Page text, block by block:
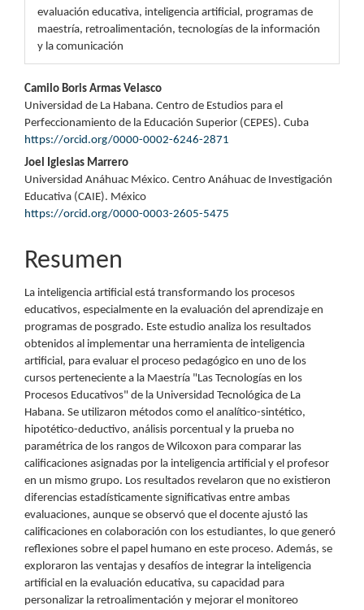
evaluación educativa, inteligencia artificial, programas de
maestría, retroalimentación, tecnologías de la información
y la comunicación
Contenido
principal
del
artículo
Camilo Boris Armas Velasco
Universidad de La Habana. Centro de Estudios para el
Perfeccionamiento de la Educación Superior (CEPES). Cuba
https://orcid.org/0000-0002-6246-2871
Joel Iglesias Marrero
Universidad Anáhuac México. Centro Anáhuac de Investigación
Educativa (CAIE). México
https://orcid.org/0000-0003-2605-5475
Resumen
La inteligencia artificial está transformando los procesos
educativos, especialmente en la evaluación del aprendizaje en
programas de posgrado. Este estudio analiza los resultados
obtenidos al implementar una herramienta de inteligencia
artificial, para evaluar el proceso pedagógico en uno de los
cursos perteneciente a la Maestría "Las Tecnologías en los
Procesos Educativos" de la Universidad Tecnológica de La
Habana. Se utilizaron métodos como el analítico-sintético,
hipotético-deductivo, análisis porcentual y la prueba no
paramétrica de los rangos de Wilcoxon para comparar las
calificaciones asignadas por la inteligencia artificial y el profesor
en un mismo grupo. Los resultados revelaron que no existieron
diferencias estadísticamente significativas entre ambas
evaluaciones, aunque se observó que el docente ajustó las
calificaciones en colaboración con los estudiantes, lo que generó
reflexiones sobre el papel humano en este proceso. Además, se
exploraron las ventajas y desafíos de integrar la inteligencia
artificial en la evaluación educativa, su capacidad para
personalizar la retroalimentación y mejorar el monitoreo